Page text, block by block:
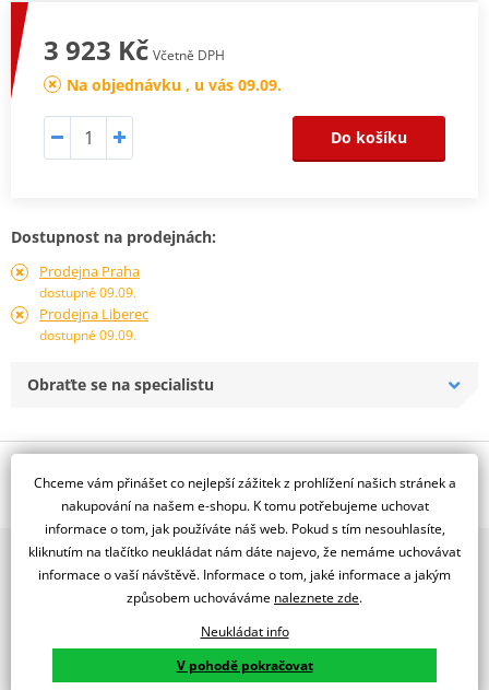
3 923 Kč Včetně DPH
Na objednávku , u vás 09.09.
Do košíku
Dostupnost na prodejnách:
Prodejna Praha
dostupné 09.09.
Prodejna Liberec
dostupné 09.09.
Obraťte se na specialistu
Jsme autorizovaný
dealer značky RDMOTO
Honda NC 750 S (16-)
Padací rámy RDMOTO nabízí maximální ochranu Vašeho
Vyráběné z kvalitního materiálu.
"Testováno zákazníky"
2x multibrand showroom
9 značek motocyklů, servis, oblečení, doplňky i náhradní
díly, to vše v Praze a Liberci
Více než 30 let zkušeností
Za řídítky motorek, v servisu i prodeji moto vybavení
Chceme vám přinášet co nejlepší zážitek z prohlížení našich stránek a
nakupování na našem e-shopu. K tomu potřebujeme uchovat
informace o tom, jak používáte náš web. Pokud s tím nesouhlasíte,
kliknutím na tlačítko neukládat nám dáte najevo, že nemáme uchovávat
informace o vaší návštěvě. Informace o tom, jaké informace a jakým
způsobem uchováváme naleznete zde.
Neukládat info
V pohodě pokračovat